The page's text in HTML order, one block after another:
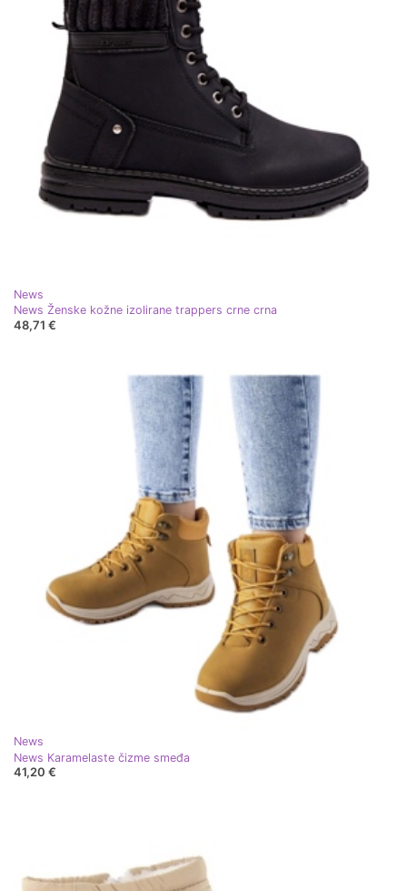
News
News Ženske kožne izolirane trappers crne crna
48,71 €
News
News Karamelaste čizme smeđa
41,20 €